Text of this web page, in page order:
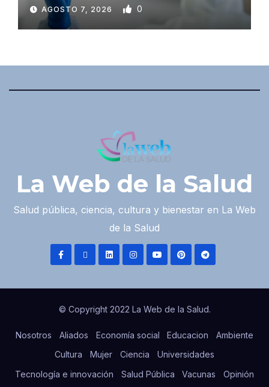
AGOSTO 7, 2026 0
La Web de la Salud
Salud pública, ciencia, cultura y bienestar en La Web
de la Salud
© Copyright 2022 La Web de la Salud.
Nosotros Aliados Economía social Educacion
Ambiente
Cultura
Mujer Ciencia
Universidades
Tecnología e innovación
Salud Pública Vacunas Opinión